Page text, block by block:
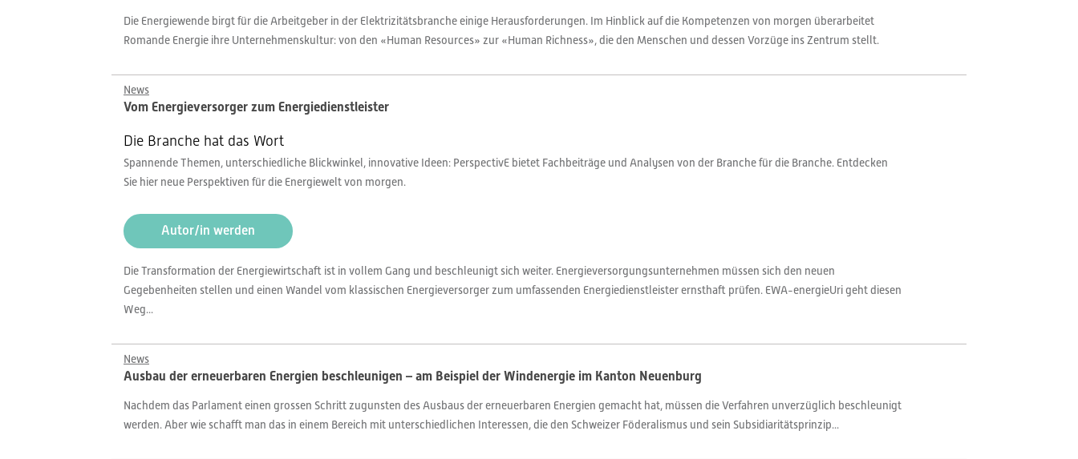
Die Energiewende birgt für die Arbeitgeber in der Elektrizitätsbranche einige Herausforderungen. Im Hinblick auf die Kompetenzen von morgen überarbeitet
Romande Energie ihre Unternehmenskultur: von den «Human Resources» zur «Human Richness», die den Menschen und dessen Vorzüge ins Zentrum stellt.
News
Vom Energieversorger zum Energiedienstleister
Die Branche hat das Wort
Spannende Themen, unterschiedliche Blickwinkel, innovative Ideen: PerspectivE bietet Fachbeiträge und Analysen von der Branche für die Branche. Entdecken
Sie hier neue Perspektiven für die Energiewelt von morgen.
Autor/in werden
Die Transformation der Energiewirtschaft ist in vollem Gang und beschleunigt sich weiter. Energieversorgungsunternehmen müssen sich den neuen
Gegebenheiten stellen und einen Wandel vom klassischen Energieversorger zum umfassenden Energiedienstleister ernsthaft prüfen. EWA-energieUri geht diesen
Weg...
News
Ausbau der erneuerbaren Energien beschleunigen – am Beispiel der Windenergie im Kanton Neuenburg
Nachdem das Parlament einen grossen Schritt zugunsten des Ausbaus der erneuerbaren Energien gemacht hat, müssen die Verfahren unverzüglich beschleunigt
werden. Aber wie schafft man das in einem Bereich mit unterschiedlichen Interessen, die den Schweizer Föderalismus und sein Subsidiaritätsprinzip...